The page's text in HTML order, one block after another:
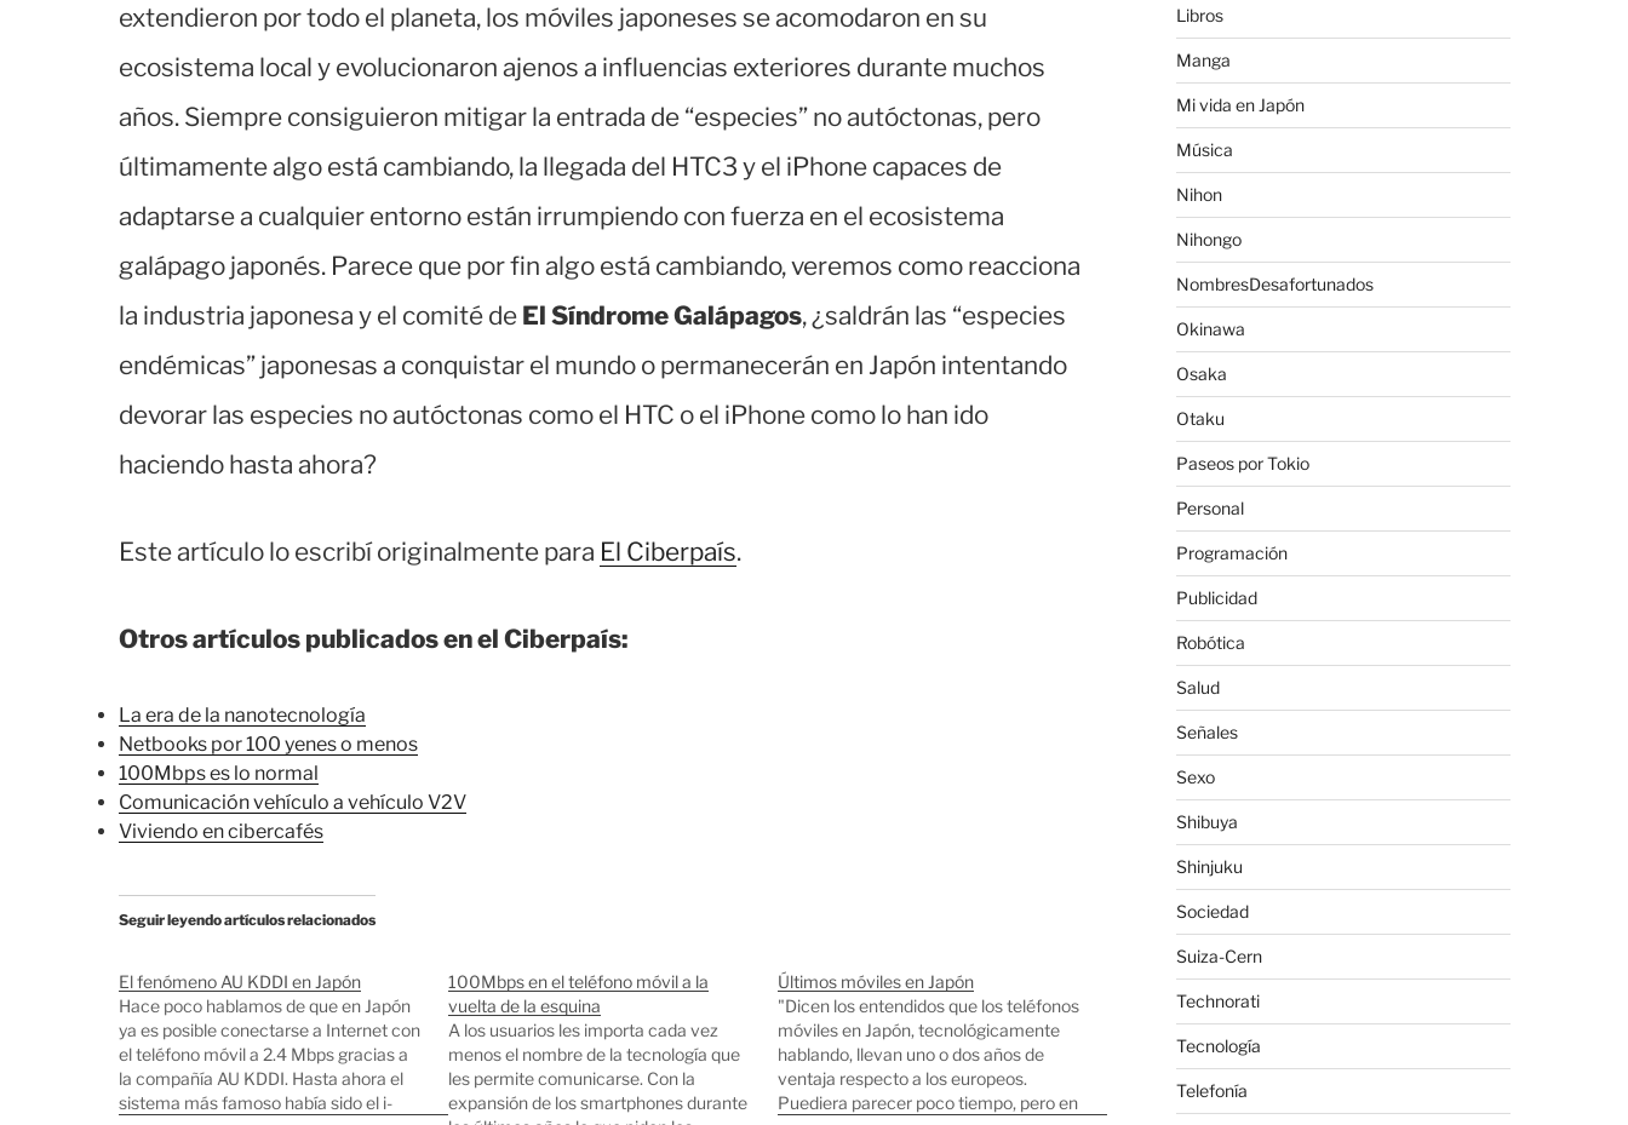
extendieron por todo el planeta, los móviles japoneses se acomodaron en su
ecosistema local y evolucionaron ajenos a influencias exteriores durante muchos
años. Siempre consiguieron mitigar la entrada de “especies” no autóctonas, pero
últimamente algo está cambiando, la llegada del HTC3 y el iPhone capaces de
adaptarse a cualquier entorno están irrumpiendo con fuerza en el ecosistema
galápago japonés. Parece que por fin algo está cambiando, veremos como reacciona
la industria japonesa y el comité de El Síndrome Galápagos, ¿saldrán las “especies
endémicas” japonesas a conquistar el mundo o permanecerán en Japón intentando
devorar las especies no autóctonas como el HTC o el iPhone como lo han ido
haciendo hasta ahora?
Este artículo lo escribí originalmente para El Ciberpaís.
Otros artículos publicados en el Ciberpaís:
La era de la nanotecnología
Netbooks por 100 yenes o menos
100Mbps es lo normal
Comunicación vehículo a vehículo V2V
Viviendo en cibercafés
Seguir leyendo artículos relacionados
El fenómeno AU KDDI en Japón
Hace poco hablamos de que en Japón
ya es posible conectarse a Internet con
el teléfono móvil a 2.4 Mbps gracias a
la compañía AU KDDI. Hasta ahora el
sistema más famoso había sido el i-
100Mbps en el teléfono móvil a la
vuelta de la esquina
A los usuarios les importa cada vez
menos el nombre de la tecnología que
les permite comunicarse. Con la
expansión de los smartphones durante
Últimos móviles en Japón
"Dicen los entendidos que los teléfonos
móviles en Japón, tecnológicamente
hablando, llevan uno o dos años de
ventaja respecto a los europeos.
Puediera parecer poco tiempo, pero en
Libros
Manga
Mi vida en Japón
Música
Nihon
Nihongo
NombresDesafortunados
Okinawa
Osaka
Otaku
Paseos por Tokio
Personal
Programación
Publicidad
Robótica
Salud
Señales
Sexo
Shibuya
Shinjuku
Sociedad
Suiza-Cern
Technorati
Tecnología
Telefonía